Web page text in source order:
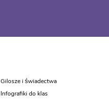
Gilosze i świadectwa
Infografiki do klas